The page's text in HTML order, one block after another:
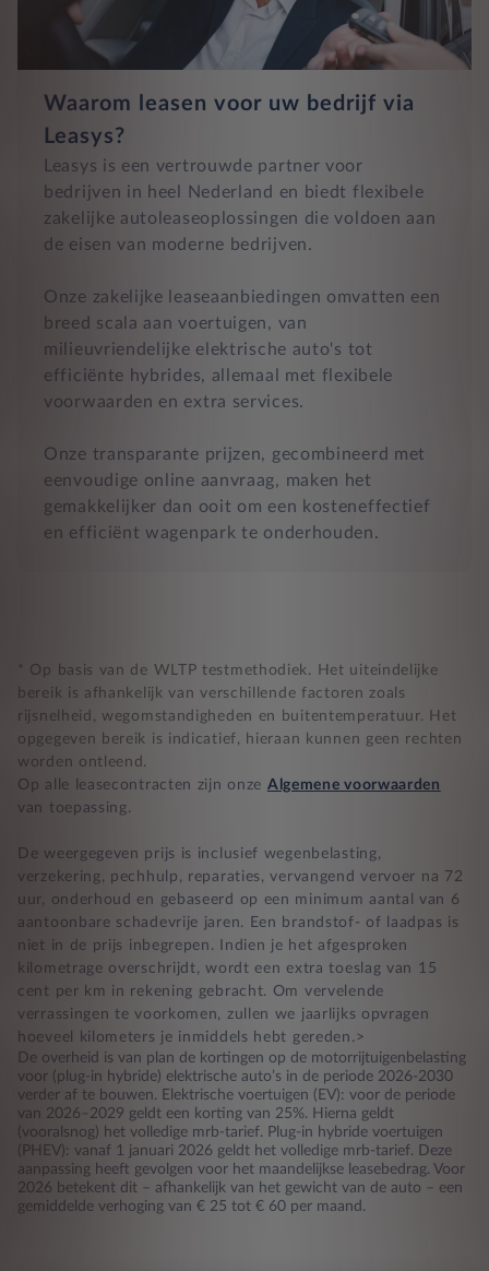
Waarom leasen voor uw bedrijf via
Leasys?
Leasys is een vertrouwde partner voor
bedrijven in heel Nederland en biedt flexibele
zakelijke autoleaseoplossingen die voldoen aan
de eisen van moderne bedrijven.
Onze zakelijke leaseaanbiedingen omvatten een
breed scala aan voertuigen, van
milieuvriendelijke elektrische auto's tot
efficiënte hybrides, allemaal met flexibele
voorwaarden en extra services.
Onze transparante prijzen, gecombineerd met
eenvoudige online aanvraag, maken het
gemakkelijker dan ooit om een kosteneffectief
en efficiënt wagenpark te onderhouden.
* Op basis van de WLTP testmethodiek. Het uiteindelijke
bereik is afhankelijk van verschillende factoren zoals
rijsnelheid, wegomstandigheden en buitentemperatuur. Het
opgegeven bereik is indicatief, hieraan kunnen geen rechten
worden ontleend.
Op alle leasecontracten zijn onze Algemene voorwaarden
van toepassing.
De weergegeven prijs is inclusief wegenbelasting,
verzekering, pechhulp, reparaties, vervangend vervoer na 72
uur, onderhoud en gebaseerd op een minimum aantal van 6
aantoonbare schadevrije jaren. Een brandstof- of laadpas is
niet in de prijs inbegrepen. Indien je het afgesproken
kilometrage overschrijdt, wordt een extra toeslag van 15
cent per km in rekening gebracht. Om vervelende
verrassingen te voorkomen, zullen we jaarlijks opvragen
hoeveel kilometers je inmiddels hebt gereden.>
De overheid is van plan de kortingen op de motorrijtuigenbelasting
voor (plug-in hybride) elektrische auto’s in de periode 2026-2030
verder af te bouwen. Elektrische voertuigen (EV): voor de periode
van 2026–2029 geldt een korting van 25%. Hierna geldt
(vooralsnog) het volledige mrb-tarief. Plug-in hybride voertuigen
(PHEV): vanaf 1 januari 2026 geldt het volledige mrb-tarief. Deze
aanpassing heeft gevolgen voor het maandelijkse leasebedrag. Voor
2026 betekent dit – afhankelijk van het gewicht van de auto – een
gemiddelde verhoging van € 25 tot € 60 per maand.